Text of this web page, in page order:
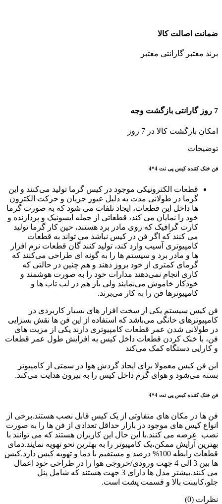
ضمانت اصالت کالا
برند معتبر گارانتی معتبر
7 روز گارانتی بازگشت وجه
امکان بازگشت کالا در 7 روز
توضیحات
فن خنک کننده کیس پی نت 4*4
قطعات الکترونیکی موجود در کیس گرما تولید می‌کنند و این
گرما در طولانی مدت به دلیل عبور جریان و حرکت الکترون
ها داخل این قطعات، ایجاد تلفات می‌ شود که به صورت گرما
خود را نمایان می‌ کند، قطعاتی از جمله ایسونیک و پردازنده و
کارت گرافیک که روی مادر برد هستند، حین کار گرما تولید
می‌ کنند که اگر فن در کیس نباشد می‌ تواند به قطعات
کامپیوتری آسیب وارد کند، تولید کنند گان قطعات نرم افزار
ها و مادر برد و سیستم ها را به گونه ای طراحی می‌کنند که
گرمای کمتری از خود بروز دهند و هم چنین در حالتی که
کاری انجام نمی‌دهند مدارات خود را به صورت هوشمند و
خودکار خاموش می‌نمایند ولی باز هم در لپ تاپ ها و
کامپیوترها فن را به کار می‌برند.
فن کیس سیستم یکی از سخت افزار های بسیار کاربردی در
کامپیوترهای خانگی می‌باشد که استفاده از این فن ها نقش بسزایی
در طولانی شدن عمر قطعات کامپیوتری دارند یکی از مزیت های
فن، با خنک کردن قطعات داخل کیس به افزایش طول عمر قطعات
و کارایی دستگاه کمک می‌کند
این فن کیس معمولا برای ایجاد گردش هوا در سمتی از کامپیوتر
بسته می‌شود و هوای گرم داخل کیس را به بیرون هدایت می‌کند.
فن خنک کننده کیس پی نت 4*4
فن ها در مکان های متفاوتی از یک کیس قابل نصب هستند.برخی از
انواع کیس های موجود در بازار حداقل تعدادی از فن ها را به صورت
نصب عرضه می کنند.با این حال این کاربران هستند که می توانند با
بهترین آرایش ممکن،یک کامپیوتر را به بهترین نحو تهویه نمایند.دمای
قطعات رابطه 100% درصد و مستقیم با دما و تهویه کیس دارد.کیس
ها بین 3 الی 4 جهت ورودی/خروجی هوا را در طراحی خود اعمال
می کنند.بیشتر مدل ها دارای 3 جهت هستند که شامل پنل
جلو،کابینت بالا و قسمت پشت است.
نظرات (0)